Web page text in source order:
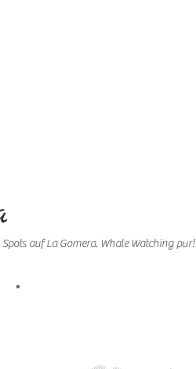
auf La Gomera. Whale Watching pur!